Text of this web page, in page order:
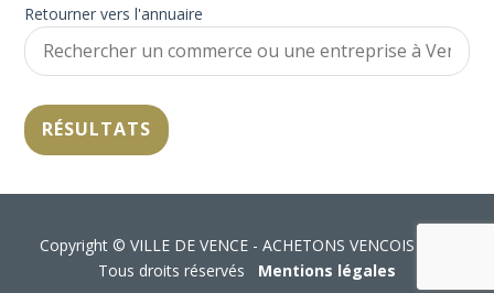
Retourner vers l'annuaire
Copyright © VILLE DE VENCE - ACHETONS VENCOIS 2026
Tous droits réservés Mentions légales